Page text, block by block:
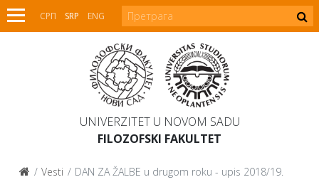
СРП SRP ENG
UNIVERZITET U NOVOM SADU
FILOZOFSKI FAKULTET
Vesti DAN ZA ŽALBE u drugom roku - upis 2018/19.